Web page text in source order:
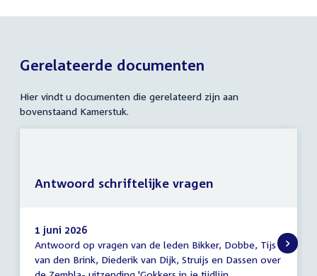
Gerelateerde documenten
Hier vindt u documenten die gerelateerd zijn aan
bovenstaand Kamerstuk.
Antwoord
schriftelijke
1 juni 2026
Antwoord op vragen van de leden Bikker, Dobbe, Tijs
van den Brink, Diederik van Dijk, Struijs en Dassen over
Antwoord schriftelijke vragen